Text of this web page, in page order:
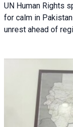
UN Human Rights
for calm in
unrest ahead of